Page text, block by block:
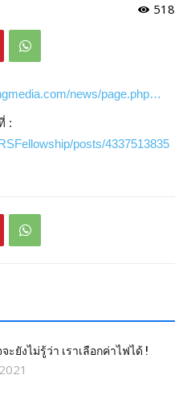
518
news/page.php…
:
posts/4337513835
ะยังไม่รู้ว่า เราเลือกค่าไฟได้ !